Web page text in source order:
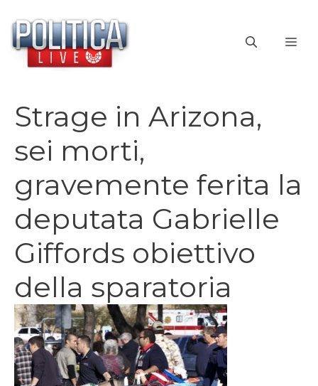
contenuto
Strage in Arizona,
sei morti,
gravemente ferita la
deputata Gabrielle
Giffords obiettivo
della sparatoria